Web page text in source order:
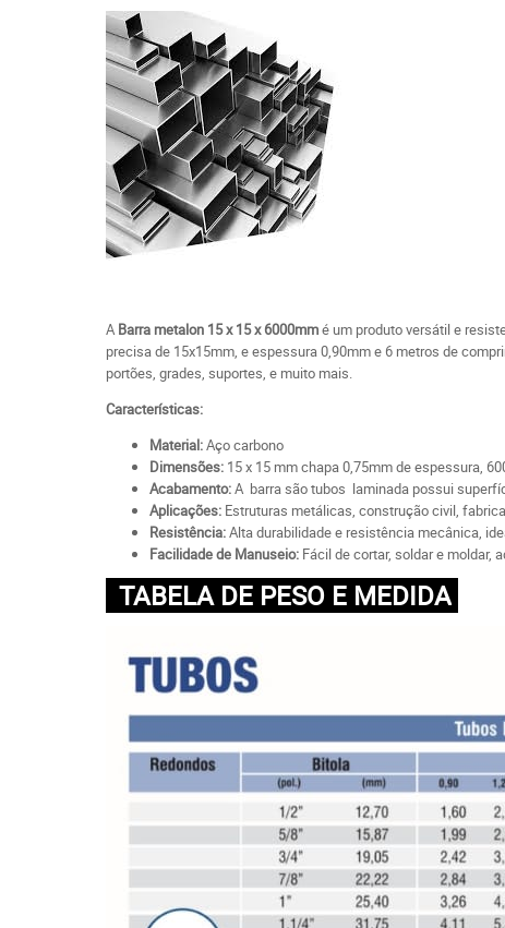
A Barra metalon 15 x 15 x 6000mmé um produto versátil e
precisa de 15x15mm, e espessura 0,90mm e 6 metros de
portões, grades, suportes, e muito mais.
Características:
Material:Aço carbono
Dimensões: 15 x 15 mm chapa 0,75mm de espessura,
Acabamento:A barra são tubos laminada possui
Aplicações: Estruturas metálicas, construção civil,
Resistência:Alta durabilidade e resistência mecânica,
Facilidade de Manuseio: Fácil de cortar, soldar e moldar,
TABELA DE PESO E MEDIDA